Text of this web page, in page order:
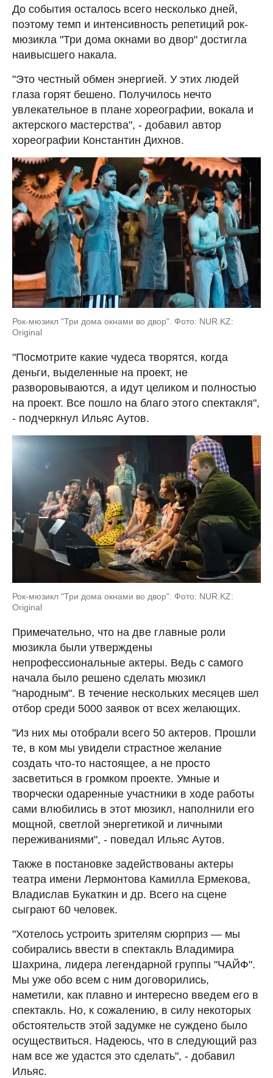
До события осталось всего несколько дней,
поэтому темп и интенсивность репетиций рок-
мюзикла "Три дома окнами во двор" достигла
наивысшего накала.
"Это честный обмен энергией. У этих людей
глаза горят бешено. Получилось нечто
увлекательное в плане хореографии, вокала и
актерского мастерства", - добавил автор
хореографии Константин Дихнов.
Рок-мюзикл "Три дома окнами во двор". Фото: NUR.KZ:
Original
"Посмотрите какие чудеса творятся, когда
деньги, выделенные на проект, не
разворовываются, а идут целиком и полностью
на проект. Все пошло на благо этого спектакля",
- подчеркнул Ильяс Аутов.
Рок-мюзикл "Три дома окнами во двор". Фото: NUR.KZ:
Original
Примечательно, что на две главные роли
мюзикла были утверждены
непрофессиональные актеры. Ведь с самого
начала было решено сделать мюзикл
"народным". В течение нескольких месяцев шел
отбор среди 5000 заявок от всех желающих.
"Из них мы отобрали всего 50 актеров. Прошли
те, в ком мы увидели страстное желание
создать что-то настоящее, а не просто
засветиться в громком проекте. Умные и
творчески одаренные участники в ходе работы
сами влюбились в этот мюзикл, наполнили его
мощной, светлой энергетикой и личными
переживаниями", - поведал Ильяс Аутов.
Также в постановке задействованы актеры
театра имени Лермонтова Камилла Ермекова,
Владислав Букаткин и др. Всего на сцене
сыграют 60 человек.
"Хотелось устроить зрителям сюрприз — мы
собирались ввести в спектакль Владимира
Шахрина, лидера легендарной группы "ЧАЙФ".
Мы уже обо всем с ним договорились,
наметили, как плавно и интересно введем его в
спектакль. Но, к сожалению, в силу некоторых
обстоятельств этой задумке не суждено было
осуществиться. Надеюсь, что в следующий раз
нам все же удастся это сделать", - добавил
Ильяс.